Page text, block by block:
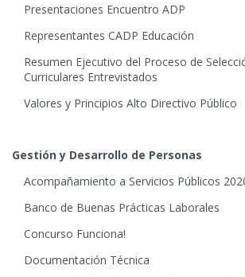
Presentaciones Encuentro ADP
Representantes CADP Educación
Resumen Ejecutivo del Proceso de
Curriculares Entrevistados
Valores y Principios Alto Directivo Público
Gestión y Desarrollo de Personas
Acompañamiento a Servicios Públicos
Banco de Buenas Prácticas Laborales
Concurso Funciona!
Documentación Técnica